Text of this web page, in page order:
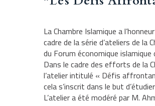
La Chambre Islamique a
cadre de la séried’ateliers de la
du Forum économique islamique
Dans le cadre des efforts de la
l’atelier intitulé « Défis
cela s’inscrit dans le but
L’atelier a été modéré par M.